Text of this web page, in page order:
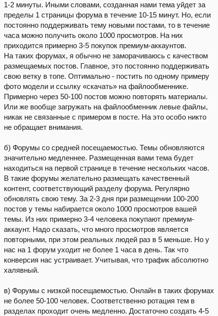
1-2 минуты. Иными словами, созданная нами тема уйдет за
пределы 1 страницы форума в течение 10-15 минут. Но, если
постоянно поддерживать тему новыми постами, то в течение
часа можно получить около 1000 просмотров. На них
приходится примерно 3-5 покупок премиум-аккаунтов.
На таких форумах, я обычно не заморачиваюсь с качеством
размещаемых постов. Главное, это постоянно поддерживать
свою ветку в топе. Оптимально - постить по одному примеру
фото модели и ссылку «скачать» на файлообменнике.
Примерно через 50-100 постов можно повторять материалы.
Или же вообще загружать на файлообменник левые файлы,
никак не связанные с примером в посте. На это особо никто
не обращает внимания.
б) Форумы со средней посещаемостью. Темы обновляются
значительно медленнее. Размещенная вами тема будет
находиться на первой странице в течение нескольких часов.
В такие форумы желательно размещать качественный
контент, соответствующий разделу форума. Регулярно
обновлять свою тему. За 2-3 дня при размещении 100-200
постов у темы набирается около 1000 просмотров вашей
темы. Из них примерно 3-4 человека покупают премиум-
аккаунт. Надо сказать, что много просмотров является
повторными, при этом реальных людей раз в 5 меньше. Но у
нас на 1 форум уходит не более 1 часа в день. Так что
конверсия нас устраивает. Учитывая, что трафик абсолютно
халявный.
в) Форумы с низкой посещаемостью. Онлайн в таких форумах
не более 50-100 человек. Соответственно ротация тем в
разделах проходит очень медленно. Достаточно создать 4-5